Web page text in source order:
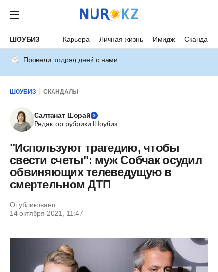
ШОУБИЗ Карьера Личная жизнь Имидж Скандалы
Провели подряд дней с нами
ШОУБИЗ СКАНДАЛЫ
Салтанат Шорай
Редактор рубрики Шоубиз
"Используют трагедию, чтобы
свести счеты": муж Собчак осудил
обвиняющих телеведущую в
смертельном ДТП
Опубликовано:
14 октября 2021, 11:47